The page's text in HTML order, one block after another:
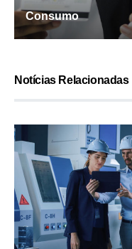
Consumo
Notícias Relacionadas